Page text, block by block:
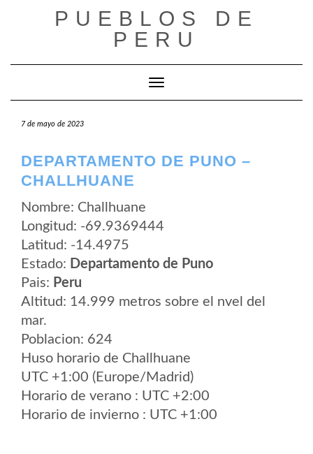
PUEBLOS DE
PERU
Cambiar modo de navegación
7 de mayo de 2023
DEPARTAMENTO DE PUNO –
CHALLHUANE
Nombre: Challhuane
Longitud: -69.9369444
Latitud: -14.4975
Estado: Departamento de Puno
Pais: Peru
Altitud: 14.999 metros sobre el nvel del
mar.
Poblacion: 624
Huso horario de Challhuane
UTC +1:00 (Europe/Madrid)
Horario de verano : UTC +2:00
Horario de invierno : UTC +1:00